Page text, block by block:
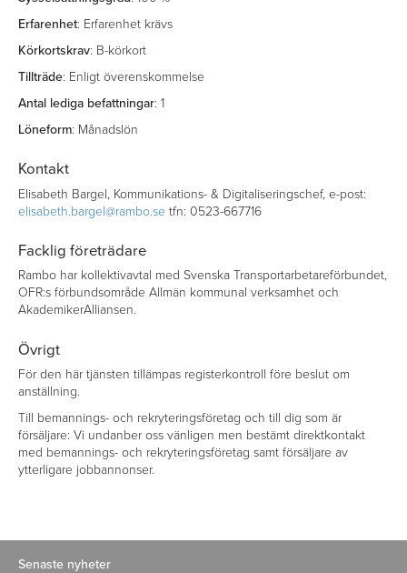
Erfarenhet: Erfarenhet krävs
Körkortskrav: B-körkort
Tillträde: Enligt överenskommelse
Antal lediga befattningar: 1
Löneform: Månadslön
Kontakt
Elisabeth Bargel, Kommunikations- & Digitaliseringschef, e-post:
elisabeth.bargel@rambo.se tfn: 0523-667716
Facklig företrädare
Rambo har kollektivavtal med Svenska Transportarbetareförbundet,
OFR:s förbundsområde Allmän kommunal verksamhet och
AkademikerAlliansen.
Övrigt
För den här tjänsten tillämpas registerkontroll före beslut om
anställning.
Till bemannings- och rekryteringsföretag och till dig som är
försäljare: Vi undanber oss vänligen men bestämt direktkontakt
med bemannings- och rekryteringsföretag samt försäljare av
ytterligare jobbannonser.
Senaste nyheter